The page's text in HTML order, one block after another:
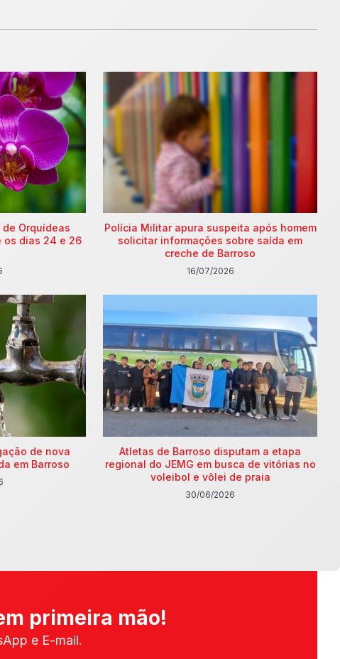
de Orquídeas
os dias 24 e 26
Polícia Militar apura suspeita após homem
solicitar informações sobre saída em
creche de Barroso
16/07/2026
de nova
em Barroso
Atletas de Barroso disputam a etapa
regional do JEMG em busca de vitórias no
voleibol e vôlei de praia
30/06/2026
primeira mão!
e E-mail.